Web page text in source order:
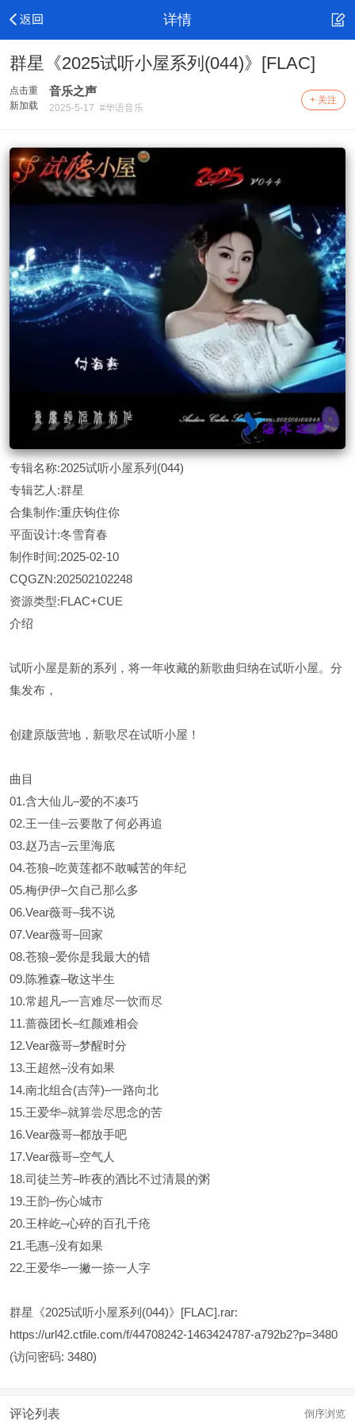
详情
群星《2025试听小屋系列(044)》[FLAC]
点击重
新加载
音乐之声
2025-5-17 #华语音乐
+ 关注
专辑名称:2025试听小屋系列(044)
专辑艺人:群星
合集制作:重庆钩住你
平面设计:冬雪育春
制作时间:2025-02-10
CQGZN:202502102248
资源类型:FLAC+CUE
介绍
试听小屋是新的系列，将一年收藏的新歌曲归纳在试听小屋。分
集发布，
创建原版营地，新歌尽在试听小屋！
曲目
01.含大仙儿–爱的不凑巧
02.王一佳–云要散了何必再追
03.赵乃吉–云里海底
04.苍狼–吃黄莲都不敢喊苦的年纪
05.梅伊伊–欠自己那么多
06.Vear薇哥–我不说
07.Vear薇哥–回家
08.苍狼–爱你是我最大的错
09.陈雅森–敬这半生
10.常超凡–一言难尽一饮而尽
11.蔷薇团长–红颜难相会
12.Vear薇哥–梦醒时分
13.王超然–没有如果
14.南北组合(吉萍)–一路向北
15.王爱华–就算尝尽思念的苦
16.Vear薇哥–都放手吧
17.Vear薇哥–空气人
18.司徒兰芳–昨夜的酒比不过清晨的粥
19.王韵–伤心城市
20.王梓屹–心碎的百孔千疮
21.毛惠–没有如果
22.王爱华–一撇一捺一人字
群星《2025试听小屋系列(044)》[FLAC].rar:
https://url42.ctfile.com/f/44708242-1463424787-a792b2?p=3480
(访问密码: 3480)
评论列表 倒序浏览